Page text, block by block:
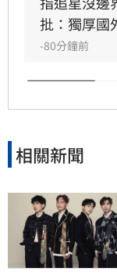
結束生命感
對網路暴力
追星不應成
目前確切死因
釐清，此消息
批：獨厚國
-80分鐘前
相關新聞